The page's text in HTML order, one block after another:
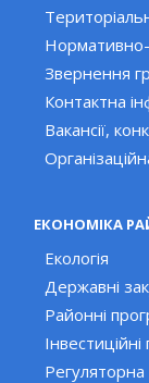
Звернення
Контактна
Вакансії,
ЕКОНОМІКА
Екологія
Державні
Районні
Регуляторна